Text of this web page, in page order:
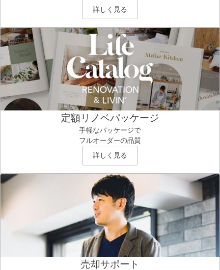
詳しく見る
定額リノベパッケージ
手軽なパッケージで
フルオーダーの品質
詳しく見る
売却サポート